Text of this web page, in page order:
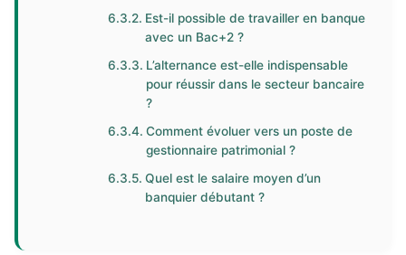
Est-il possible de travailler en banque
avec un Bac+2 ?
L’alternance est-elle indispensable
pour réussir dans le secteur bancaire
?
Comment évoluer vers un poste de
gestionnaire patrimonial ?
Quel est le salaire moyen d’un
banquier débutant ?